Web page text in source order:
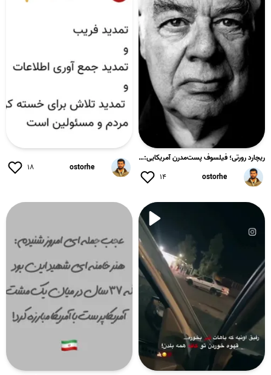
ریچارد رورتی؛ فیلسوف پست‌مدرن آمریکایی:«لازمه‌ی تعهد اخلاقی ...
ostorhe
۱۴
ostorhe ۱۸